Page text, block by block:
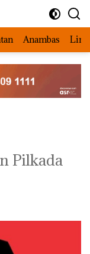
Anambas
Pilkada